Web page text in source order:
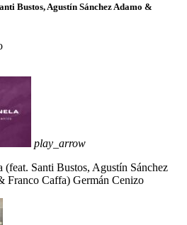
Bustos, Agustín Sánchez Adamo &
play_arrow
(feat. Santi Bustos, Agustín Sánchez
Franco Caffa) Germán Cenizo